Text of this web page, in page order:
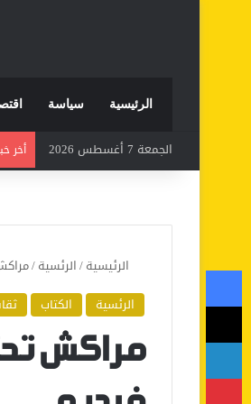
الرئيسية سياسة
الجمعة 7 أغسطس 2026 أخر
الرئيسية/الرئسية/
الرئسية
الكتاب
مراكش